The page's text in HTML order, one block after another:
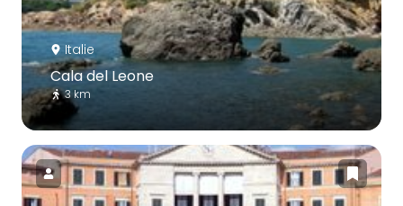
Italie
Cala del Leone
3 km